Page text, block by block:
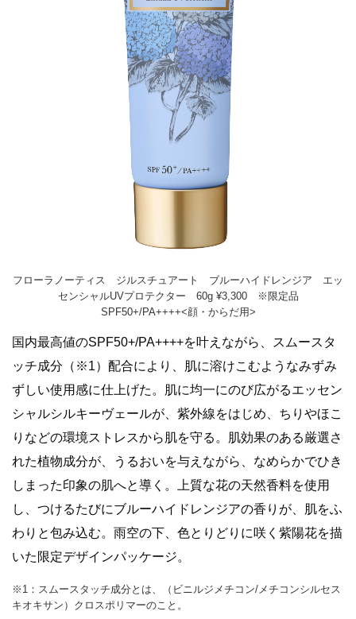
フローラノーティス ジルスチュアート ブルーハイドレンジア エッ
センシャルUVプロテクター 60g ¥3,300 ※限定品
SPF50+/PA++++<顔・からだ用>
国内最高値のSPF50+/PA++++を叶えながら、スムースタ
ッチ成分（※1）配合により、肌に溶けこむようなみずみ
ずしい使用感に仕上げた。肌に均一にのび広がるエッセン
シャルシルキーヴェールが、紫外線をはじめ、ちりやほこ
りなどの環境ストレスから肌を守る。肌効果のある厳選さ
れた植物成分が、うるおいを与えながら、なめらかでひき
しまった印象の肌へと導く。上質な花の天然香料を使用
し、つけるたびにブルーハイドレンジアの香りが、肌をふ
わりと包み込む。雨空の下、色とりどりに咲く紫陽花を描
いた限定デザインパッケージ。
※1：スムースタッチ成分とは、（ビニルジメチコン/メチコンシルセス
キオキサン）クロスポリマーのこと。